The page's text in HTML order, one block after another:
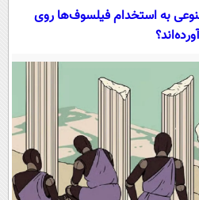
خودرو
جامعه
اجتماعی
حوادث
سلامت
برش دانایی
محیط زیست
سفر و تفریح
ورزشی
بین الملل
سیاست خارجی
فرهنگ و هنر
و دانش
فناوری و It
علمی
قرآن
گوناگون
سرگرمی
فیلم
به استخدام فیلسوف‌ها روی
آورده‌اند؟